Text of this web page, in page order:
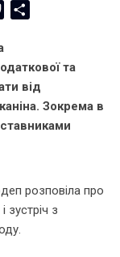
Pocket
та
від
Зокрема в
розповіла про
зустріч з